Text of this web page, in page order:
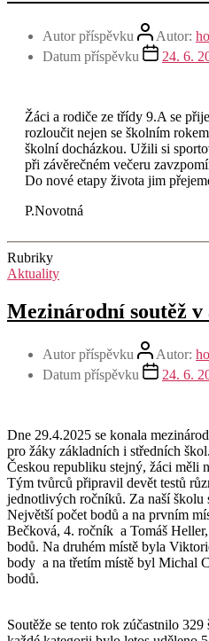
Autor příspěvku Autor:
Datum příspěvku
24. 6.
Žáci a rodiče ze třídy 9.A se
rozloučit nejen se školním
školní docházkou. Užili si
při závěrečném večeru
Do nové etapy života jim
P.Novotná
Rubriky
Aktuality
Mezinárodní soutěž
Autor příspěvku Autor:
Datum příspěvku
24. 6.
Dne 29.4.2025 se konala
pro žáky základních i středních
Českou republiku stejný, žáci měli
Tým tvůrců připravil devět testů
jednotlivých ročníků. Za naší školu
Největší počet bodů a na prvním
Bečková, 4. ročník a Tomáš
bodů. Na druhém místě byla
body a na třetím místě byl Michal
bodů.
Soutěže se tento rok zúčastnilo